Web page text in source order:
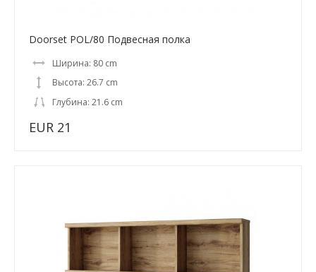
Doorset POL/80 Подвесная полка
Ширина: 80 cm
Высота: 26.7 cm
Глубина: 21.6 cm
EUR 21